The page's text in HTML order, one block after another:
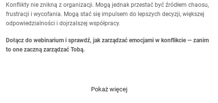
Konflikty nie znikną z organizacji. Mogą jednak przestać być źródłem chaosu,
frustracji i wycofania. Mogą stać się impulsem do lepszych decyzji, większej
odpowiedzialności i dojrzalszej współpracy.
Dołącz do webinarium i sprawdź, jak zarządzać emocjami w konflikcie — zanim
to one zaczną zarządzać Tobą.
Pokaż więcej